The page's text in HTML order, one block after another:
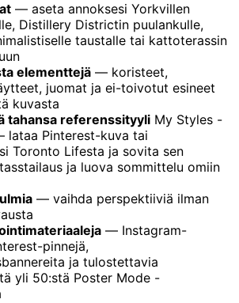
— aseta annoksesi Yorkvillen
Distillery Districtin puulankulle,
taustalle tai kattoterassin
elementtejä — koristeet,
juomat ja ei-toivotut esineet
kuvasta
tahansa referenssityyli My Styles -
lataa Pinterest-kuva tai
Toronto Lifesta ja sovita sen
ja luova sommittelu omiin
— vaihda perspektiiviä ilman
— Instagram-
pinnejä,
ja tulostettavia
yli 50:stä Poster Mode -